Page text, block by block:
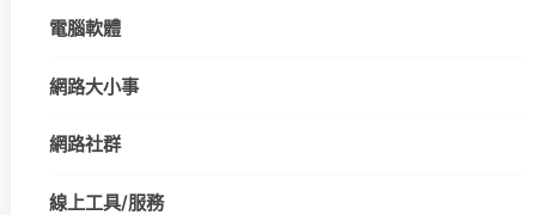
電腦軟體
網路大小事
網路社群
線上工具/服務